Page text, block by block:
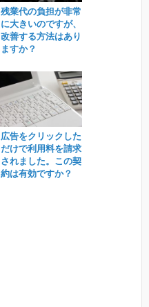
残業代の負担が非常
に大きいのですが、
改善する方法はあり
ますか？
広告をクリックした
だけで利用料を請求
されました。この契
約は有効ですか？